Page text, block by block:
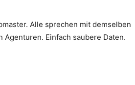
Alle sprechen mit demselben
Einfach saubere Daten.